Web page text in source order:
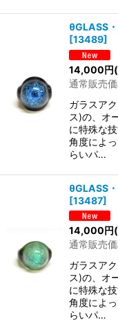
θGLASS
[13489]
14,000円
通常販売
ガラスア
ス)の、オ
に特殊な
角度によ
らいパ…
θGLASS
[13487]
14,000円
通常販売
ガラスア
ス)の、オ
に特殊な
角度によ
らいパ…